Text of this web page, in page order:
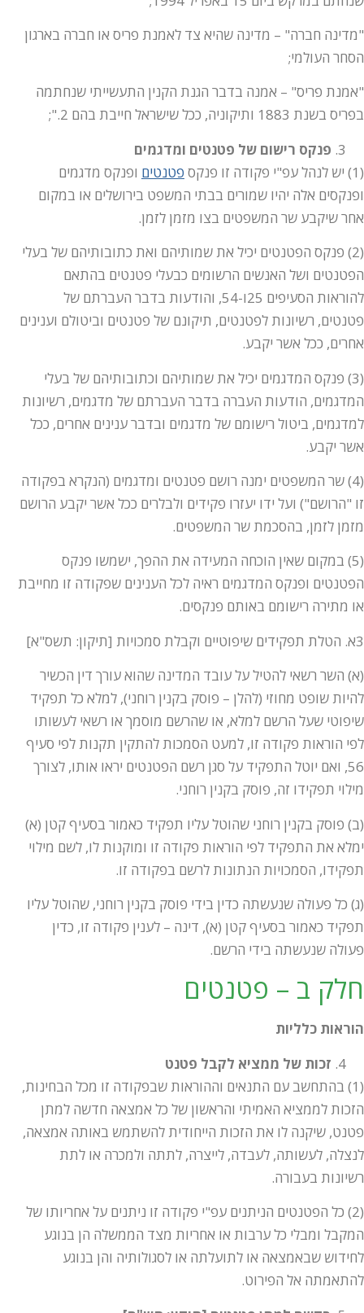
"מדינה חברה" – מדינה שהיא צד לאמנת פריס או חברה בארגון
הסחר העולמי;
"אמנת פריס" – אמנה בדבר הגנת הקנין התעשייתי שנחתמה
בפריס בשנת 1883 ותיקוניה, ככל שישראל חייבת בהם 2.";
פנקס רישום של פטנטים ומדגמים
(1) יש לנהל עפ"י פקודה זו פנקס
פטנטים ופנקס מדגמים
ופנקסים אלה יהיו שמורים בבתי המשפט בירושלים או במקום
אחר שיקבע שר המשפטים בצו מזמן לזמן.
(2) פנקס הפטנטים יכיל את שמותיהם ואת כתובותיהם של בעלי
הפטנטים ושל האנשים הרשומים כבעלי פטנטים בהתאם
להוראות הסעיפים 25ו-54, והודעות בדבר העברתם של
פטנטים, רשיונות לפטנטים, תיקונם של פטנטים וביטולם וענינים
אחרים, ככל אשר יקבע.
(3) פנקס המדגמים יכיל את שמותיהם וכתובותיהם של בעלי
המדגמים, הודעות העברה בדבר העברתם של מדגמים, רשיונות
למדגמים, ביטול רישומם של מדגמים ובדבר ענינים אחרים, ככל
אשר יקבע.
(4) שר המשפטים ימנה רושם פטנטים ומדגמים (הנקרא בפקודה
זו "הרושם") ועל ידו יעזרו פקידים ולבלרים ככל אשר יקבע הרושם
מזמן לזמן, בהסכמת שר המשפטים.
(5) במקום שאין הוכחה המעידה את ההפך, ישמשו פנקס
הפטנטים ופנקס המדגמים ראיה לכל הענינים שפקודה זו מחייבת
או מתירה רישומם באותם פנקסים.
3א. הטלת תפקידים שיפוטיים וקבלת סמכויות [תיקון: תשס"א]
(א) השר רשאי להטיל על עובד המדינה שהוא עורך דין הכשיר
להיות שופט מחוזי (להלן – פוסק בקנין רוחני), למלא כל תפקיד
שיפוטי שעל הרשם למלא, או שהרשם מוסמך או רשאי לעשותו
לפי הוראות פקודה זו, למעט הסמכות להתקין תקנות לפי סעיף
56, ואם יוטל התפקיד על סגן רשם הפטנטים יראו אותו, לצורך
מילוי תפקידו זה, פוסק בקנין רוחני.
(ב) פוסק בקנין רוחני שהוטל עליו תפקיד כאמור בסעיף קטן (א)
ימלא את התפקיד לפי הוראות פקודה זו ומוקנות לו, לשם מילוי
תפקידו, הסמכויות הנתונות לרשם בפקודה זו.
(ג) כל פעולה שנעשתה כדין בידי פוסק בקנין רוחני, שהוטל עליו
תפקיד כאמור בסעיף קטן (א), דינה – לענין פקודה זו, כדין
פעולה שנעשתה בידי הרשם.
חלק ב – פטנטים
הוראות כלליות
זכות של ממציא לקבל פטנט
(1) בהתחשב עם התנאים וההוראות שבפקודה זו מכל הבחינות,
הזכות לממציא האמיתי והראשון של כל אמצאה חדשה למתן
פטנט, שיקנה לו את הזכות הייחודית להשתמש באותה אמצאה,
לנצלה, לעשותה, לעבדה, לייצרה, לתתה ולמכרה או לתת
רשיונות בעבורה.
(2) כל הפטנטים הניתנים עפ"י פקודה זו ניתנים על אחריותו של
המקבל ומבלי כל ערבות או אחריות מצד הממשלה הן בנוגע
לחידוש שבאמצאה או לתועלתה או לסגולותיה והן בנוגע
להתאמתה אל הפירוט.